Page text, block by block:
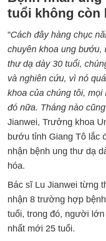
tuổi không còn
"Cách đây hàng chục
chuyên khoa ung bướu,
thư dạ dày 30 tuổi,
và nghiên cứu, vì nó
khoa của chúng tôi,
đó nữa. Tháng nào
Jianwei, Trưởng khoa
bướu tỉnh Giang Tô lắc
nhận bệnh ung thư dạ
hóa.
Bác sĩ Lu Jianwei từng
nhận 8 trường hợp
tuổi, trong đó, người
nhất mới 25 tuổi.